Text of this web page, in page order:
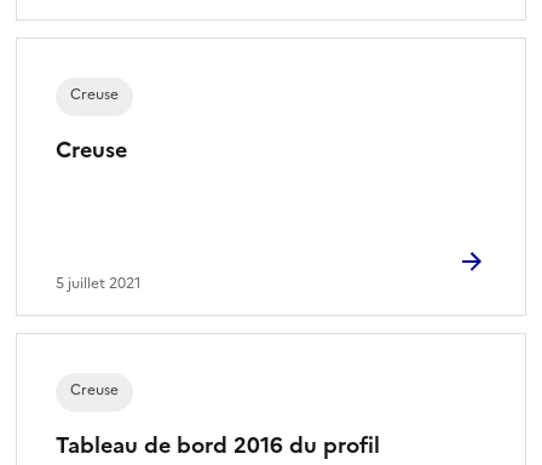
Creuse
Creuse
5 juillet 2021
Tableau de bord 2016 du profil
Creuse